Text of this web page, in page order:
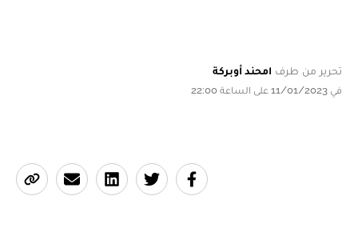
تحرير من طرف امحند أوبركة
في 11/01/2023 على الساعة 22:00